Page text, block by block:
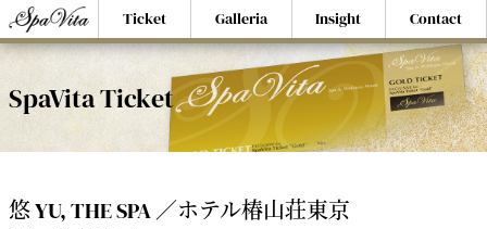
Ticket Galleria Insight Contact
SpaVita Ticket
悠 YU, THE SPA ／ホテル椿山荘東京